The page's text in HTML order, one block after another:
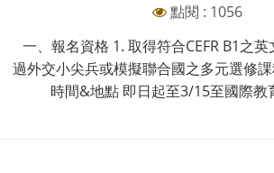
點閱 : 1056
一、報名資格 1. 取得符合CEFR B1之
過外交小尖兵或模擬聯合國之多元選修
時間&地點 即日起至3/15至國際教